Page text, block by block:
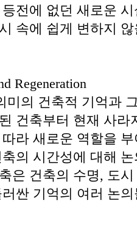
전에 없던 새로운
속에 쉽게 변하지
Regeneration
미의 건축적 기억과
건축부터 현재 사
라 새로운 역할을
의 시간성에 대해
은 건축의 수명, 도
싼 기억의 여러 논